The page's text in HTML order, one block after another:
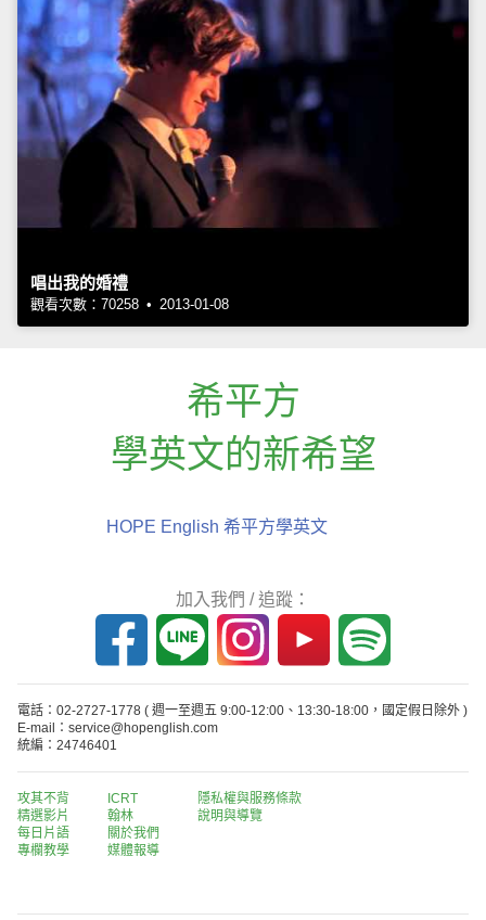
唱出我的婚禮
觀看次數：70258 • 2013-01-08
希平方
學英文的新希望
HOPE English 希平方學英文
加入我們 / 追蹤：
電話：02-2727-1778 ( 週一至週五 9:00-12:00、13:30-18:00，國定假日除外 )
E-mail：service@hopenglish.com
統編：24746401
攻其不背
精選影片
每日片語
專欄教學
ICRT
翰林
關於我們
媒體報導
隱私權與服務條款
說明與導覽